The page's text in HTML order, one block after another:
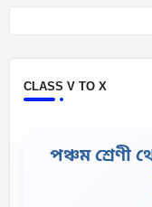
CLASS V TO X
পঞ্চম শ্রেণী